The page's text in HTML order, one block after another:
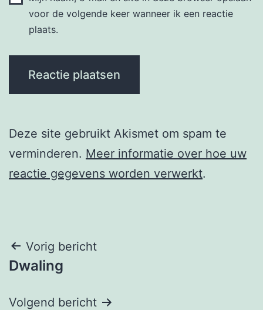
voor de volgende keer wanneer ik een reactie
plaats.
Deze site gebruikt Akismet om spam te
verminderen. Meer informatie over hoe uw
reactie gegevens worden verwerkt.
Berichtnavigatie
Vorig bericht
Dwaling
Volgend bericht